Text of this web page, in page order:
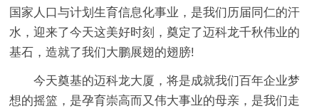
国家人口与计划生育信息化事业，是我们历届同仁的汗
水，迎来了今天这美好时刻，奠定了迈科龙千秋伟业的
基石，造就了我们大鹏展翅的翅膀!
今天奠基的迈科龙大厦，将是成就我们百年企业梦
想的摇篮，是孕育崇高而又伟大事业的母亲，是我们走